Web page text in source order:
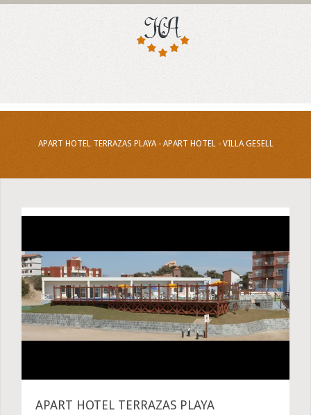
APART HOTEL TERRAZAS PLAYA - APART HOTEL - VILLA GESELL
APART HOTEL TERRAZAS PLAYA